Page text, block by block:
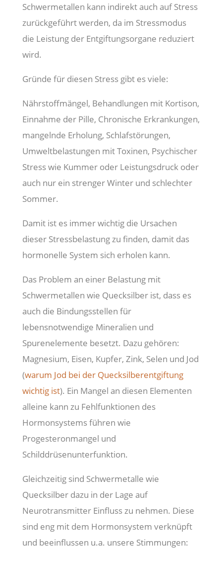
Schwermetallen kann indirekt auch auf Stress
zurückgeführt werden, da im Stressmodus
die Leistung der Entgiftungsorgane reduziert
wird.
Gründe für diesen Stress gibt es viele:
Nährstoffmängel, Behandlungen mit Kortison,
Einnahme der Pille, Chronische Erkrankungen,
mangelnde Erholung, Schlafstörungen,
Umweltbelastungen mit Toxinen, Psychischer
Stress wie Kummer oder Leistungsdruck oder
auch nur ein strenger Winter und schlechter
Sommer.
Damit ist es immer wichtig die Ursachen
dieser Stressbelastung zu finden, damit das
hormonelle System sich erholen kann.
Das Problem an einer Belastung mit
Schwermetallen wie Quecksilber ist, dass es
auch die Bindungsstellen für
lebensnotwendige Mineralien und
Spurenelemente besetzt. Dazu gehören:
Magnesium, Eisen, Kupfer, Zink, Selen und Jod
(warum Jod bei der Quecksilberentgiftung
wichtig ist). Ein Mangel an diesen Elementen
alleine kann zu Fehlfunktionen des
Hormonsystems führen wie
Progesteronmangel und
Schilddrüsenunterfunktion.
Gleichzeitig sind Schwermetalle wie
Quecksilber dazu in der Lage auf
Neurotransmitter Einfluss zu nehmen. Diese
sind eng mit dem Hormonsystem verknüpft
und beeinflussen u.a. unsere Stimmungen: